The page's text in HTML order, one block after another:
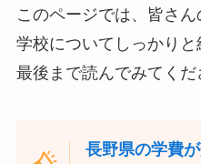
このページでは、皆さ
学校についてしっかり
最後まで読んでみてくだ
長野県の学費